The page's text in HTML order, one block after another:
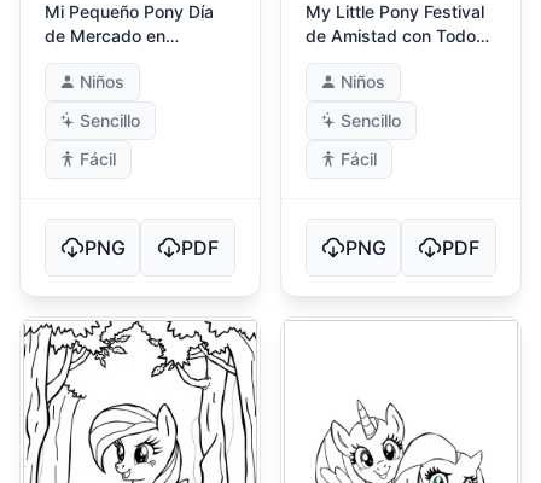
Mi Pequeño Pony Día
de Mercado en
Ponyville
Niños
Sencillo
Fácil
PNG PDF
My Little Pony Festival
de Amistad con Todos
los Ponis
Niños
Sencillo
Fácil
PNG PDF